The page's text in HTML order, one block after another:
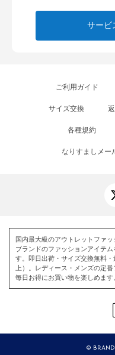
サービ
ご利用ガイド
サイズ交換
各種規約
なりすましメー
国内最大級のアウトレットファ
ブランドのファッションアイテ
す。即日出荷・サイズ交換無料
上）。レディース・メンズの定
毎日お得にお買い物を楽しめます
©